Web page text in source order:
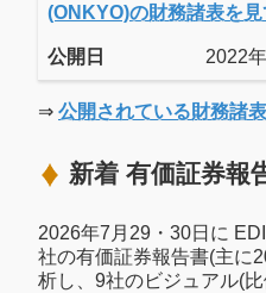
(ONKYO)の財務諸表を見
公開日 2022
⇒ 公開されている財務諸
新着 有価証券報
2026年7月29・30日に
社の有価証券報告書(主に
析し、9社のビジュアル(